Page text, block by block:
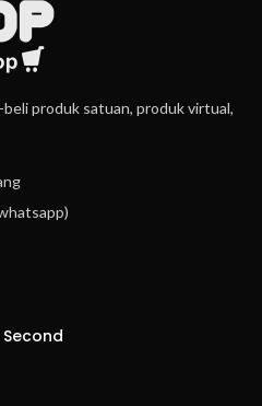
produk satuan, produk virtual,
Second